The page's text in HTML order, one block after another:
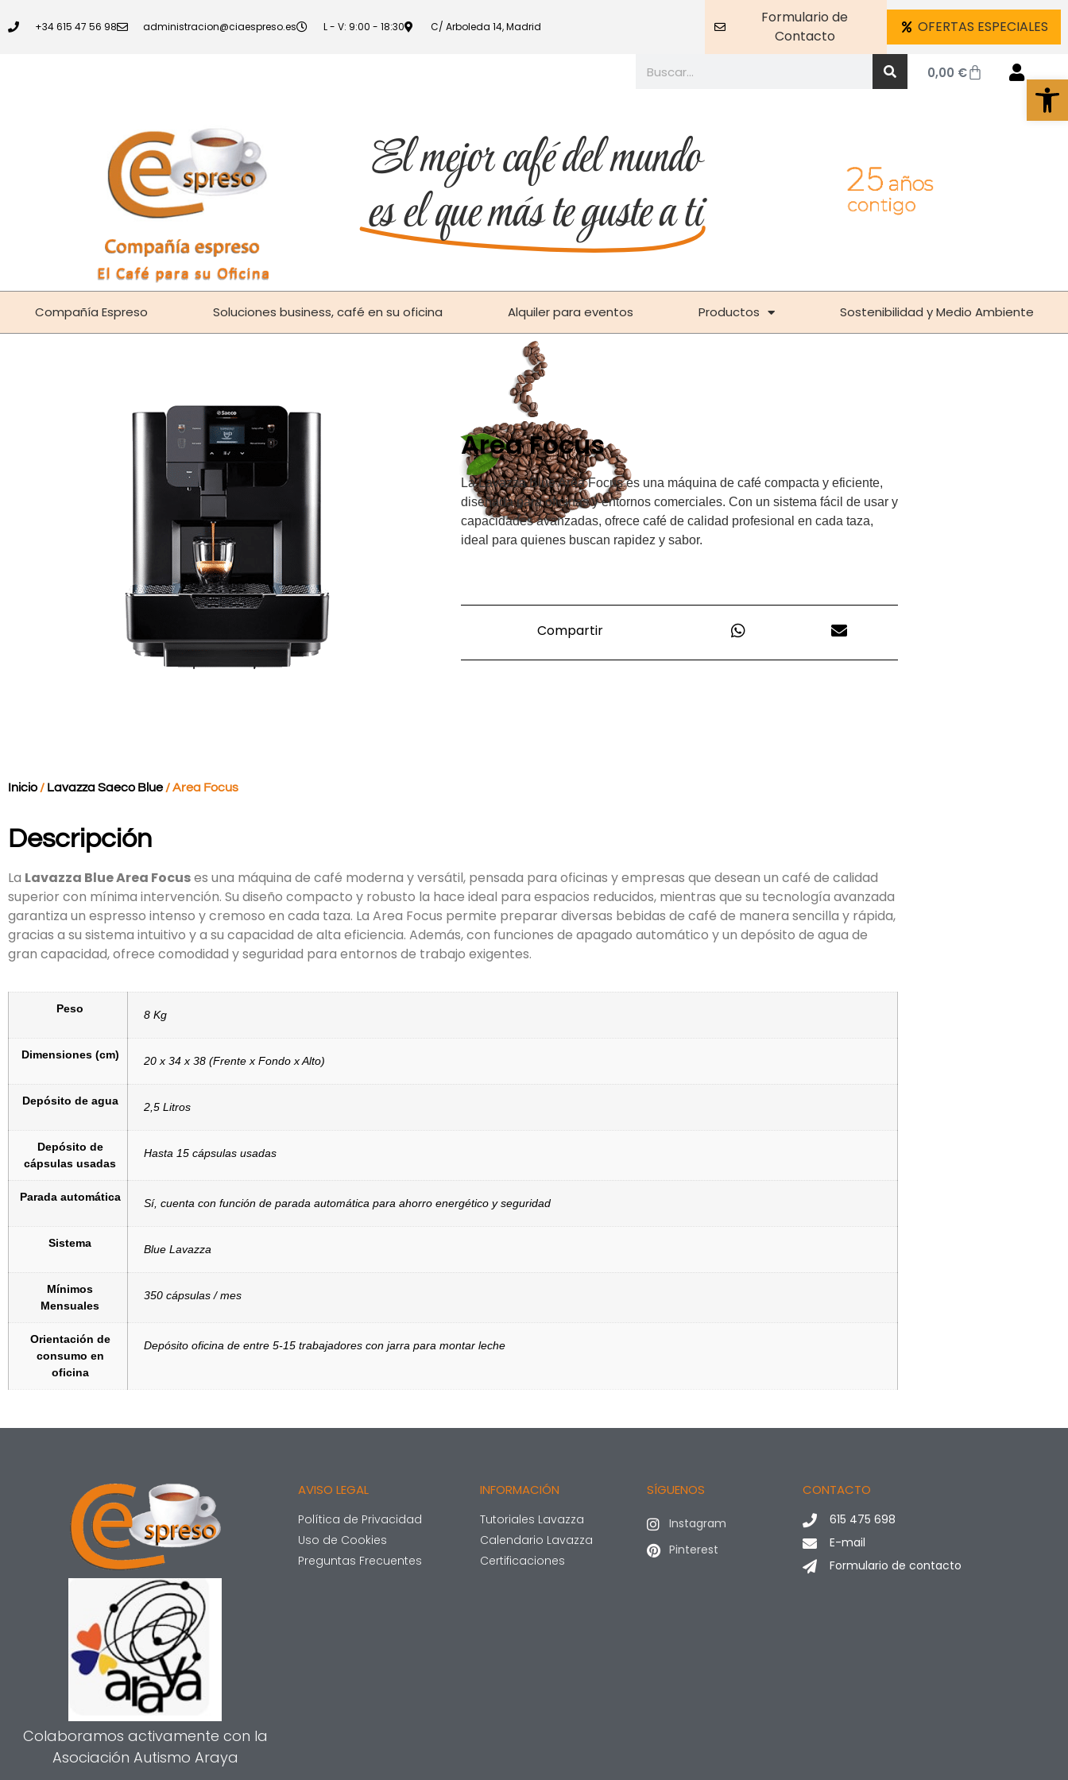
Abrir
+34 615 47 56 98 administracion@ciaespreso.es L - V: 9:00 - 18:30 C/ Arboleda 14, Madrid
Formulario de
Contacto
OFERTAS ESPECIALES
0,00 €
El mejor café del mundo
es el que más te guste a ti
Compañía Espreso Soluciones business, café en su oficina Alquiler para eventos Productos Sostenibilidad y Medio Ambiente
Area Focus
La Lavazza Blue Area Focus es una máquina de café compacta y eficiente,
diseñada para oficinas y entornos comerciales. Con un sistema fácil de usar y
capacidades avanzadas, ofrece café de calidad profesional en cada taza,
ideal para quienes buscan rapidez y sabor.
Compartir
Inicio/ Lavazza Saeco Blue/ Area Focus
Descripción
La Lavazza Blue Area Focuses una máquina de café moderna y versátil, pensada para oficinas y empresas que desean un café de calidad
superior con mínima intervención. Su diseño compacto y robusto la hace ideal para espacios reducidos, mientras que su tecnología avanzada
garantiza un espresso intenso y cremoso en cada taza. La Area Focus permite preparar diversas bebidas de café de manera sencilla y rápida,
gracias a su sistema intuitivo y a su capacidad de alta eficiencia. Además, con funciones de apagado automático y un depósito de agua de
gran capacidad, ofrece comodidad y seguridad para entornos de trabajo exigentes.
Peso 8 Kg
Dimensiones (cm) 20 x 34 x 38 (Frente x Fondo x Alto)
Depósito de agua 2,5 Litros
Depósito de
cápsulas usadas
Hasta 15 cápsulas usadas
Parada automática Sí, cuenta con función de parada automática para ahorro energético y seguridad
Sistema Blue Lavazza
Mínimos
Mensuales
350 cápsulas / mes
Orientación de
consumo en
oficina
Depósito oficina de entre 5-15 trabajadores con jarra para montar leche
Colaboramos activamente con la
Asociación Autismo Araya
AVISO LEGAL
Política de Privacidad
Uso de Cookies
Preguntas Frecuentes
INFORMACIÓN
Tutoriales Lavazza
Calendario Lavazza
Certificaciones
SÍGUENOS
Instagram
Pinterest
CONTACTO
615 475 698
E-mail
Formulario de contacto